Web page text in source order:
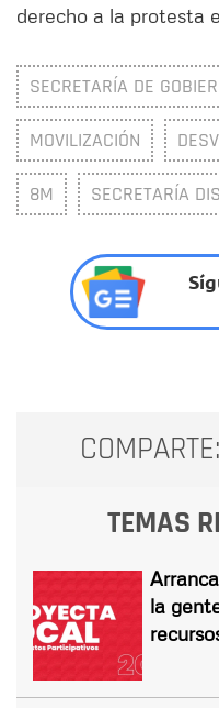
derecho a la protesta
SECRETARÍA DE
MOVILIZACIÓN
8M SECRETARÍA
COMPARTE:
TEMAS
la